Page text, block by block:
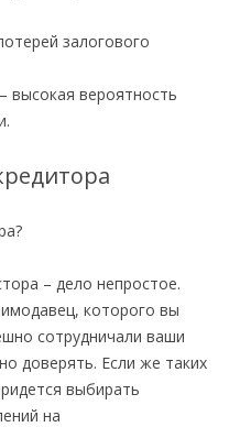
залогового
высокая вероятность
– дело непростое.
которого вы
сотрудничали ваши
доверять. Если же таких
выбирать
на